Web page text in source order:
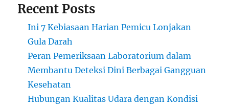
Recent Posts
Ini 7 Kebiasaan Harian Pemicu Lonjakan
Gula Darah
Peran Pemeriksaan Laboratorium dalam
Membantu Deteksi Dini Berbagai Gangguan
Kesehatan
Hubungan Kualitas Udara dengan Kondisi